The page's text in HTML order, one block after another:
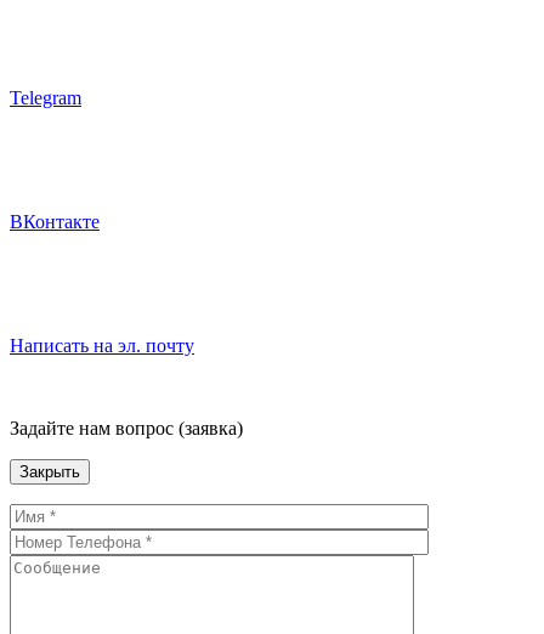
Telegram
ВКонтакте
Написать на эл. почту
Задайте нам вопрос (заявка)
Закрыть